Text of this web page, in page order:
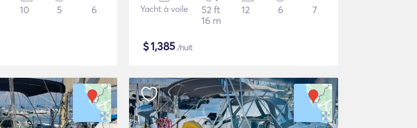
10 5 6 Yacht à voile
52 ft
16 m
12 6 7
$1,385 /nuit